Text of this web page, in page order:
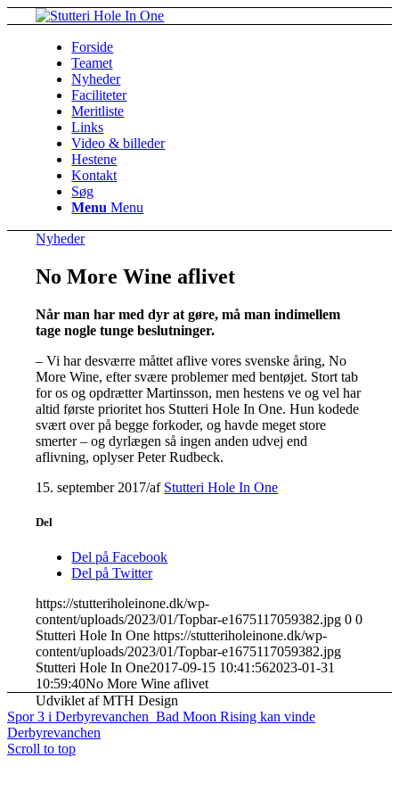
Forside
Teamet
Nyheder
Faciliteter
Meritliste
Links
Video & billeder
Hestene
Kontakt
Søg
Menu Menu
Nyheder
No More Wine aflivet
Når man har med dyr at gøre, må man indimellem
tage nogle tunge beslutninger.
– Vi har desværre måttet aflive vores svenske åring, No
More Wine, efter svære problemer med bentøjet. Stort tab
for os og opdrætter Martinsson, men hestens ve og vel har
altid første prioritet hos Stutteri Hole In One. Hun kodede
svært over på begge forkoder, og havde meget store
smerter – og dyrlægen så ingen anden udvej end
aflivning, oplyser Peter Rudbeck.
15. september 2017/af Stutteri Hole In One
Del
Del på Facebook
Del på Twitter
https://stutteriholeinone.dk/wp-
content/uploads/2023/01/Topbar-e1675117059382.jpg 0 0
Stutteri Hole In One https://stutteriholeinone.dk/wp-
content/uploads/2023/01/Topbar-e1675117059382.jpg
Stutteri Hole In One2017-09-15 10:41:562023-01-31
10:59:40No More Wine aflivet
Udviklet af MTH Design
Spor 3 i Derbyrevanchen Bad Moon Rising kan vinde
Derbyrevanchen
Scroll to top